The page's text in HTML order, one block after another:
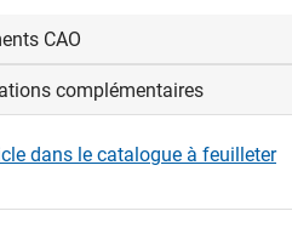
CAO
connecter pour afficher et
complémentaires
dans le catalogue à feuilleter